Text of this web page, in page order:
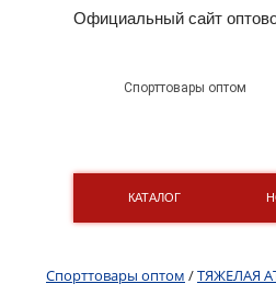
Официальный сайт
Спорттовары оптом
КАТАЛОГ
Спорттовары оптом /ТЯЖЕЛАЯ